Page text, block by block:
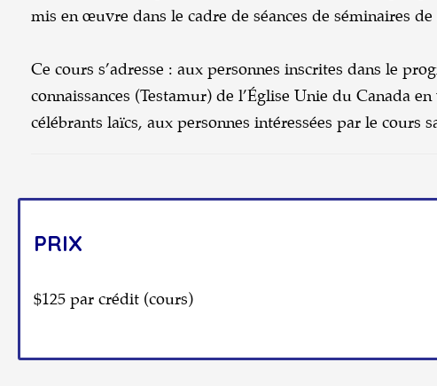
mis en œuvre dans le cadre de séances de séminaires
Ce cours s’adresse : aux personnes inscrites dans le
connaissances (Testamur) de l’Église Unie du Canada
célébrants laïcs, aux personnes intéressées par le cours
PRIX
$125 par crédit (cours)